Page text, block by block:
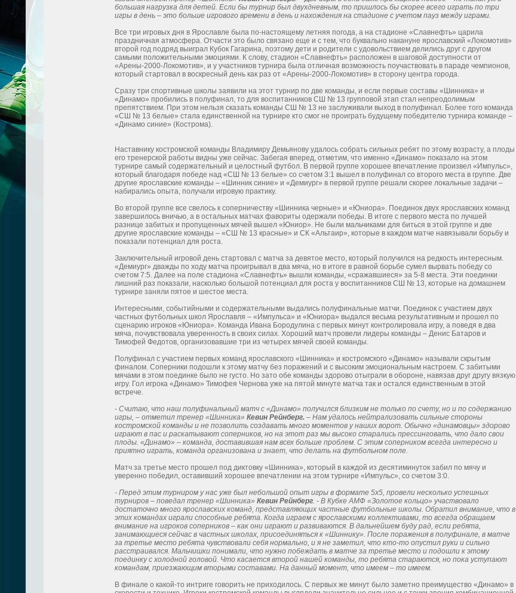
большая нагрузка для детей. Если бы турнир был двухдневным, то пришлось бы скорее всего играть по три
игры в день – это больше игрового времени в день и нахождения на стадионе с учетом пауз между играми.
Все три игровых дня в Ярославле была по-настоящему летняя погода, а на стадионе «Славнефть» царила
праздничная атмосфера. Отчасти это было связано еще и с тем, что буквально накануне ярославский «Локомотив»
второй год подряд выиграл Кубок Гагарина, поэтому дети и родители с удовольствием делились друг с другом
самыми положительными эмоциями. К слову, стадион «Славнефть» расположен в шаговой доступности от
«Арены-2000-Локомотив», и у участников турнира была отличная возможность поучаствовать в параде чемпионов,
который стартовал в воскресный день как раз от «Арены-2000-Локомотив» в сторону центра города.
Сразу три спортивные школы заявили на этот турнир по две команды, и если первые составы «Шинника» и
«Динамо» пробились в полуфинал, то для воспитанников СШ № 13 групповой этап стал непреодолимым
препятствием. При этом нельзя сказать команды СШ № 13 не заслуживали выход в полуфинал. Более того команда
«СШ № 13 белые» стала единственной на турнире кто смог не проиграть будущему победителю турнира команде –
«Динамо синие» (Кострома).
Наставнику костромской команды Владимиру Демьянову удалось собрать сильных ребят по этому возрасту, а плоды
его тренерской работы видны уже сейчас. Забегая вперед, отметим, что именно «Динамо» показало на этом
турнире самый содержательный и целостный футбол. В первой группе хорошее впечатление произвел «Импульс»,
который благодаря победе над «СШ № 13 белые» со счетом 3:1 вышел в полуфинал со второго места в группе. Две
другие ярославские команды – «Шинник синие» и «Демиург» в первой группе решали скорее локальные задачи –
набирались опыта, получали игровую практику.
Во второй группе все свелось к соперничеству «Шинника черные» и «Юниора». Поединок двух ярославских команд
завершилось вничью, а в остальных матчах фавориты одержали победы. В итоге с первого места по лучшей
разнице забитых и пропущенных мячей вышел «Юниор». Не были мальчиками для биться в этой группе и две
другие ярославские команды – «СШ № 13 красные» и СК «Альтаир», которые в каждом матче навязывали борьбу и
показали потенциал для роста.
Заключительный игровой день стартовал с матча за девятое место, который получился на редкость интересным.
«Демиург» дважды по ходу матча проигрывал в два мяча, но в итоге в равной борьбе сумел вырвать победу со
счетом 7:5. Далее на поле стадиона «Славнефть» вышли команды, «сражавшиеся» за 5-8 места. Эти поединки
лишний раз показали, насколько большой потенциал для роста у воспитанников СШ № 13, которые на домашнем
турнире заняли пятое и шестое места.
Интересными, событийными и содержательными выдались полуфинальные матчи. Поединок с участием двух
частных футбольных школ Ярославля – «Импульса» и «Юниора» выдался весьма результативным и прошел по
сценарию игроков «Юниора». Команда Ивана Бородулина с первых минут контролировала игру, а поведя в два
мяча, почувствовала уверенность в своих силах. Хороший матч провели лидеры команды – Денис Батаров и
Тимофей Федотов, организовавшие три из четырех мячей своей команды.
Полуфинал с участием первых команд ярославского «Шинника» и костромского «Динамо» называли скрытым
финалом. Соперники подошли к этому матчу без поражений и с высоким эмоциональным настроем. С забитыми
мячами в этом поединке было не густо. Но зато обе команды здорово отыграли в обороне, навязав друг другу вязкую
игру. Гол игрока «Динамо» Тимофея Чернова уже на пятой минуте матча так и остался единственным в этой
встрече.
- Считаю, что наш полуфинальный матч с «Динамо» получился близким не только по счету, но и по содержанию
игры, – отметил тренер «Шинника» Кевин Рейнберг. – Нам удалось нейтрализовать сильные стороны
костромской команды и не позволить создавать много моментов у наших ворот. Обычно «динамовцы» здорово
играют в пас и раскатывают соперников, но на этот раз мы высоко старались прессинговать, что дало свои
плоды. «Динамо» – команда, доставившая нам всех больше проблем. С этим соперником всегда интересно и
приятно играть, команда организована и знает, что делать на футбольном поле.
Матч за третье место прошел под диктовку «Шинника», который в каждой из десятиминуток забил по мячу и
уверенно победил, оставивший хорошее впечатлении на этом турнире «Импульс», со счетом 3:0.
- Перед этим турниром у нас уже был небольшой опыт игры в формате 5х5, провели несколько успешных
турниров – поведал тренер «Шинника» Кевин Рейнберг. - В Кубке АМФ «Золотое кольцо» участвовало
достаточно много ярославских команд, представляющих частные футбольные школы. Обратил внимание, что в
этих командах играли способные ребята. Когда играем с ярославскими коллективами, то всегда обращаем
внимание на игроков соперников – как они играют и развиваются. В дальнейшем буду рад, если ребята,
занимающиеся сейчас в частных школах, присоединяться к «Шиннику». После поражения в полуфинале, в матче
за третье место ребята чувствовали себя нормально, и я не заметил, что кто-то опустил руки и сильно
расстраивался. Мальчишки понимали, что нужно побеждать в матче за третье место и подошли к этому
поединку с холодной головой. Что касается второй нашей команды, то ребята стараются, но пока уступают
командам, приезжающим вторыми составами. На данный момент, что имеем – то имеем.
В финале о какой-то интриге говорить не приходилось. С первых же минут было заметно преимущество «Динамо» в